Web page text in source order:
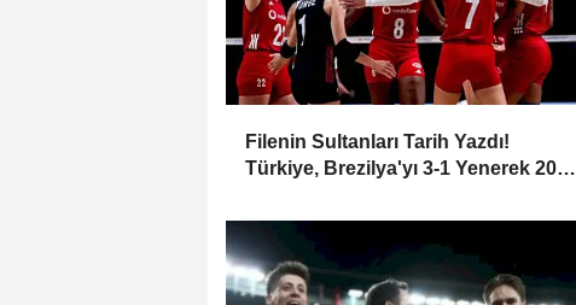
Filenin Sultanları Tarih Yazdı!
Türkiye, Brezilya'yı 3-1 Yenerek 2026